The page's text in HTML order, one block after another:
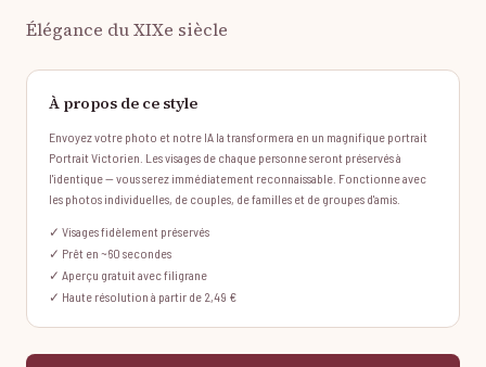
Élégance du XIXe siècle
À propos de ce style
Envoyez votre photo et notre IA la transformera en un magnifique portrait
Portrait Victorien. Les visages de chaque personne seront préservés à
l'identique — vous serez immédiatement reconnaissable. Fonctionne avec
les photos individuelles, de couples, de familles et de groupes d'amis.
✓ Visages fidèlement préservés
✓ Prêt en ~60 secondes
✓ Aperçu gratuit avec filigrane
✓ Haute résolution à partir de 2,49 €